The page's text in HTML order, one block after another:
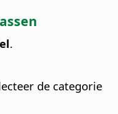
.
de categorie